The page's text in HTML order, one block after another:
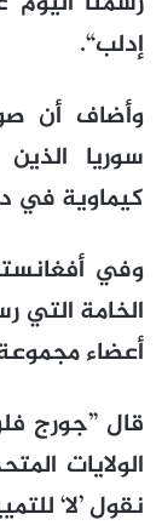
إدلب“.
وأضاف أن
سوريا
كيماوية
وفي
الخامة التي
أعضاء
قال ”جورج
الولايات
نقول ’لا‘